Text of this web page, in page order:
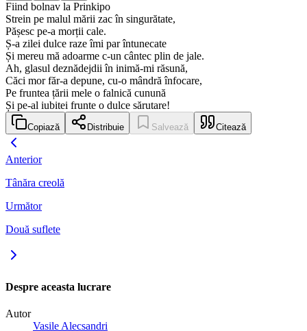
Fiind bolnav la Prinkipo
Strein pe malul mării zac în singurătate,
Pășesc pe-a morții cale.
Ș-a zilei dulce raze îmi par întunecate
Și mereu mă adoarme c-un cântec plin de jale.
Ah, glasul deznădejdii în inimă-mi răsună,
Căci mor făr-a depune, cu-o mândră înfocare,
Pe fruntea țării mele o falnică cunună
Și pe-al iubitei frunte o dulce sărutare!
Copiază Distribuie Salvează Citează
Anterior
Tânăra creolă
Următor
Două suflete
Despre aceasta lucrare
Autor
Vasile Alecsandri